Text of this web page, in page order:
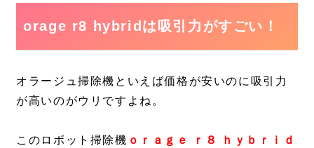
orage r8 hybridは吸引力がすごい！
オラージュ掃除機といえば価格が安いのに吸引力
が高いのがウリですよね。
このロボット掃除機 ｏｒａｇｅ ｒ８ ｈｙｂｒｉｄ